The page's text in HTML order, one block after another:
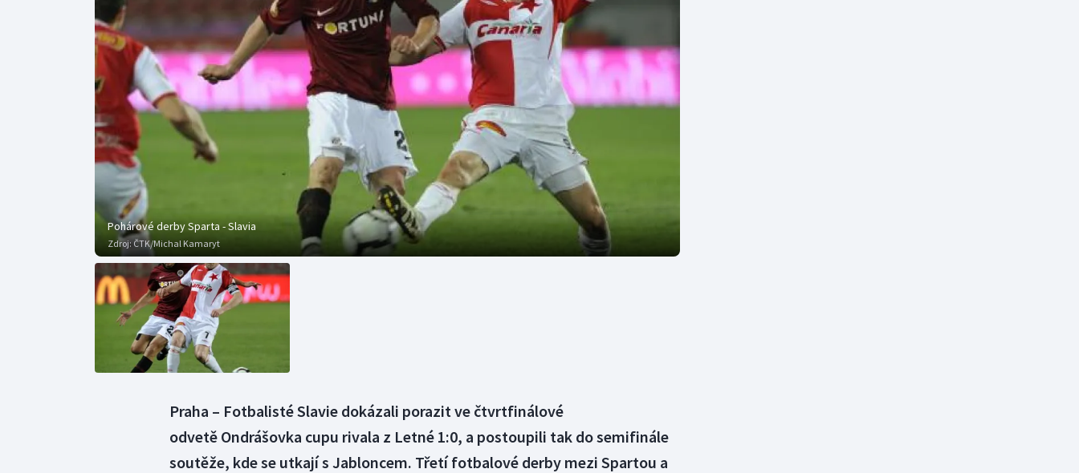
Curling
Dostihy
Florbal
Gymnastika
Moderní pětiboj
Motorsport
Olympijské hry
Parasport
Plavání
Plážový volejbal
Triatlon
Veslování
Vodní slalom
Ostatní
Pohárové derby Sparta - Slavia
Zdroj:ČTK/Michal Kamaryt
Praha – Fotbalisté Slavie dokázali porazit ve čtvrtfinálové
odvetě Ondrášovka cupu rivala z Letné 1:0, a postoupili tak do semifinále
soutěže, kde se utkají s Jabloncem. Třetí fotbalové derby mezi Spartou a